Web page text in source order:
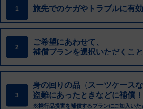
1 旅先でのケガやトラブルに有効
2
ご希望にあわせて、
補償プランを選択いただくこ
3
身の回りの品（スーツケース
盗難にあったときなどに補償！
※携行品損害を補償するプランにご加入いた